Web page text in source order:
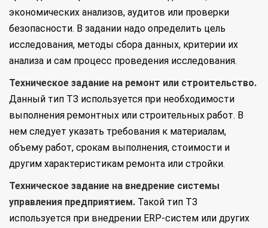
экономических анализов, аудитов или проверки
безопасности. В задании надо определить цель
исследования, методы сбора данных, критерии их
анализа и сам процесс проведения исследования.
Техническое задание на ремонт или строительство.
Данный тип ТЗ используется при необходимости
выполнения ремонтных или строительных работ. В
нем следует указать требования к материалам,
объему работ, срокам выполнения, стоимости и
другим характеристикам ремонта или стройки.
Техническое задание на внедрение системы
управления предприятием. Такой тип ТЗ
используется при внедрении ERP-систем или других